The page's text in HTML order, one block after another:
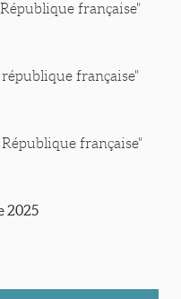
française"
française"
française"
2025